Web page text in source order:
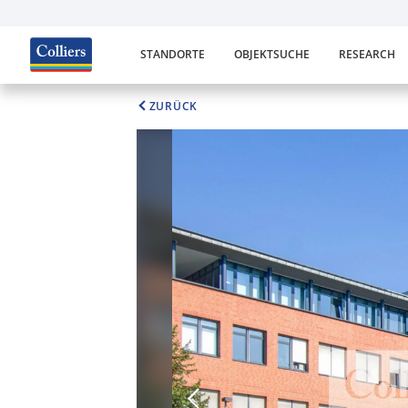
STANDORTE OBJEKTSUCHE RESEARCH
ZURÜCK